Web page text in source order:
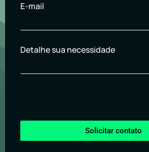
E-mail
Detalhe sua necessidade
Solicitar contato